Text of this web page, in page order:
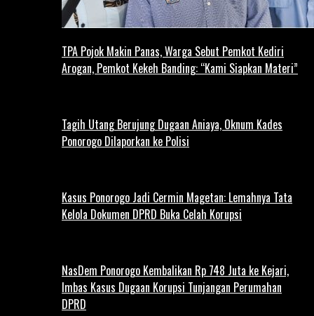
TPA Pojok Makin Panas, Warga Sebut Pemkot Kediri
Arogan, Pemkot Kekeh Banding: “Kami Siapkan Materi”
Tagih Utang Berujung Dugaan Aniaya, Oknum Kades
Ponorogo Dilaporkan ke Polisi
Kasus Ponorogo Jadi Cermin Magetan: Lemahnya Tata
Kelola Dokumen DPRD Buka Celah Korupsi
NasDem Ponorogo Kembalikan Rp 748 Juta ke Kejari,
Imbas Kasus Dugaan Korupsi Tunjangan Perumahan
DPRD